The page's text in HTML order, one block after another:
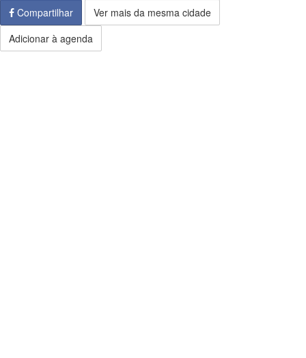
Compartilhar
Ver mais da mesma cidade
Adicionar à agenda